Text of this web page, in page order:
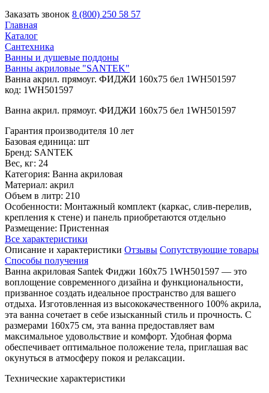
Заказать звонок 8 (800) 250 58 57
Главная
Каталог
Сантехника
Ванны и душевые поддоны
Ванны акриловые "SANTEK"
Ванна акрил. прямоуг. ФИДЖИ 160х75 бел 1WH501597
код: 1WH501597
Ванна акрил. прямоуг. ФИДЖИ 160х75 бел 1WH501597
Гарантия производителя 10 лет
Базовая единица: шт
Бренд: SANTEK
Вес, кг: 24
Категория: Ванна акриловая
Материал: акрил
Объем в литр: 210
Особенности: Монтажный комплект (каркас, слив-перелив,
крепления к стене) и панель приобретаются отдельно
Размещение: Пристенная
Все характеристики
Описание и характеристики Отзывы Сопутствующие товары
Способы получения
Ванна акриловая Santek Фиджи 160x75 1WH501597 — это
воплощение современного дизайна и функциональности,
призванное создать идеальное пространство для вашего
отдыха. Изготовленная из высококачественного 100% акрила,
эта ванна сочетает в себе изысканный стиль и прочность. С
размерами 160x75 см, эта ванна предоставляет вам
максимальное удовольствие и комфорт. Удобная форма
обеспечивает оптимальное положение тела, приглашая вас
окунуться в атмосферу покоя и релаксации.
Технические характеристики